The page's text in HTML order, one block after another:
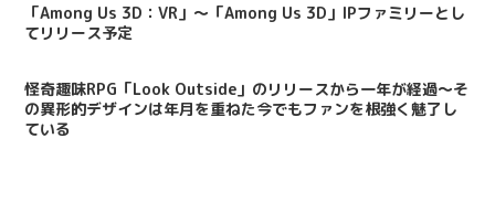
「Among Us 3D：VR」〜「Among Us 3D」IPファミリーとし
てリリース予定
怪奇趣味RPG「Look Outside」のリリースから一年が経過～そ
の異形的デザインは年月を重ねた今でもファンを根強く魅了し
ている